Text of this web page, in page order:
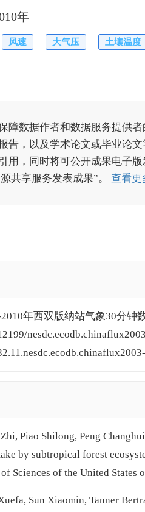
年
风速 大气压 土壤温度
障数据作者和数据服务提供
告，以及学术论文或毕业论
用，同时将可公开成果电子
共享服务发表成果”。 查看
年西双版纳站气象30分钟
Piao Shilong, Peng
by subtropical forest
Sciences of the United States
Sun Xiaomin, Tanner